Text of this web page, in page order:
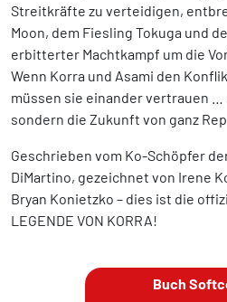
Streitkräfte zu verteidigen,
Moon, dem Fiesling Tokuga und
erbitterter Machtkampf um die
Wenn Korra und Asami den
müssen sie einander vertrauen
sondern die Zukunft von ganz
Geschrieben vom Ko-Schöpfer
DiMartino, gezeichnet von Irene
Bryan Konietzko – dies ist die
LEGENDE VON KORRA!
Buch